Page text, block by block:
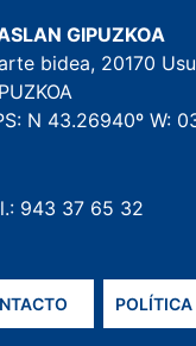
GIPUZKOA
bidea, 20170
N 43.26940º W:
943 37 65 32
POLÍTICA